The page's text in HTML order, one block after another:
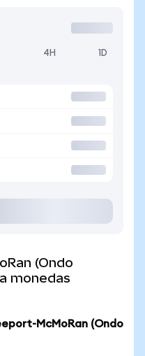
4H 1D
(Ondo
monedas
McMoRan (Ondo